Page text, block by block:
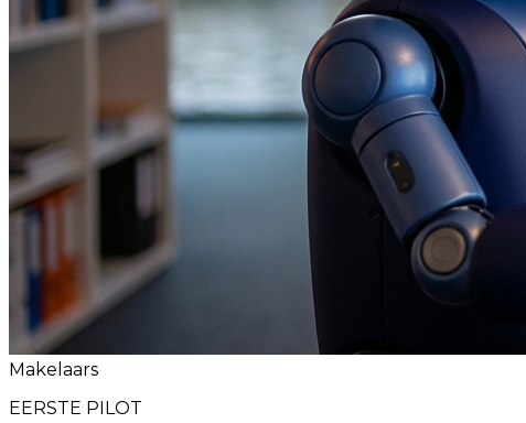
Makelaars
EERSTE PILOT